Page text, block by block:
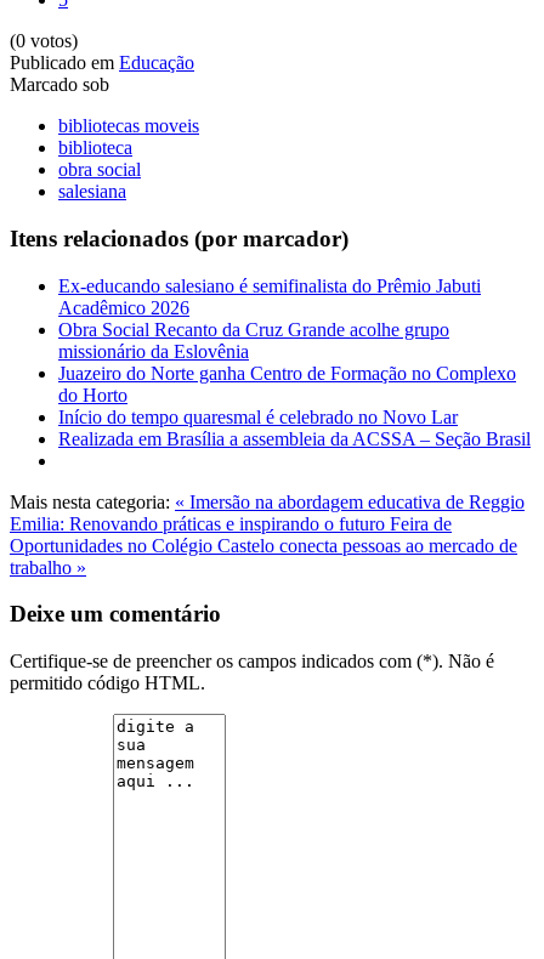
(0 votos)
Publicado em Educação
Marcado sob
bibliotecas moveis
biblioteca
obra social
salesiana
Itens relacionados (por marcador)
Ex-educando salesiano é semifinalista do Prêmio Jabuti
Acadêmico 2026
Obra Social Recanto da Cruz Grande acolhe grupo
missionário da Eslovênia
Juazeiro do Norte ganha Centro de Formação no Complexo
do Horto
Início do tempo quaresmal é celebrado no Novo Lar
Realizada em Brasília a assembleia da ACSSA – Seção Brasil
Mais nesta categoria: « Imersão na abordagem educativa de Reggio
Emilia: Renovando práticas e inspirando o futuro Feira de
Oportunidades no Colégio Castelo conecta pessoas ao mercado de
trabalho »
Deixe um comentário
Certifique-se de preencher os campos indicados com (*). Não é
permitido código HTML.